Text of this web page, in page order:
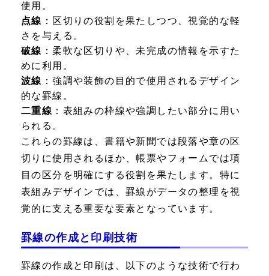
使用。
点線 ：区切りの役割を果たしつつ、視覚的な軽
さを与える。
破線 ：柔軟な区切りや、未完成の情報を示すた
めに利用。
波線 ：強調や装飾の目的で使用されるデザイン
的な罫線。
二重線 ：表組みの枠線や強調したい部分に用い
られる。
これらの罫線は、書籍や新聞では段落や章の区
切りに使用されるほか、帳票やフォームでは項
目の区分を明確にする役割を果たします。特に
表組みデザインでは、罫線がデータの整理を視
覚的に支える重要な要素となっています。
罫線の作成と印刷技術
罫線の作成と印刷は、以下のような技術で行わ